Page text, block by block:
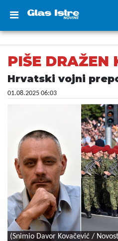
PIŠE DRAŽEN
Hrvatski vojni
01.08.2025 06:03
(Snimio Davor Kovačević /